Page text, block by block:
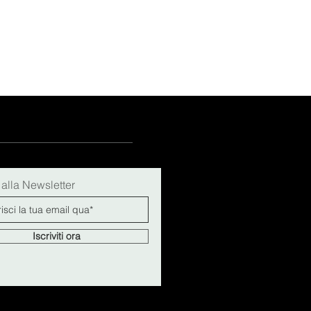
Newsletter
Iscriviti ora